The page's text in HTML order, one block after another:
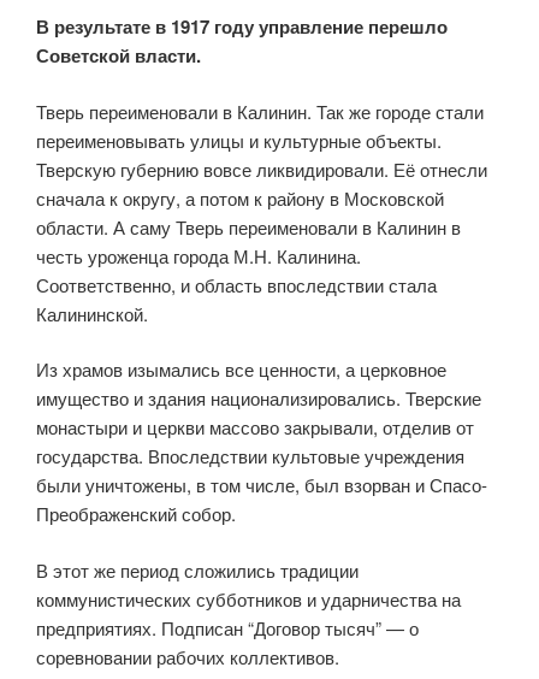
В результате в 1917 году управление перешло
Советской власти.
Тверь переименовали в Калинин. Так же городе стали
переименовывать улицы и культурные объекты.
Тверскую губернию вовсе ликвидировали. Её отнесли
сначала к округу, а потом к району в Московской
области. А саму Тверь переименовали в Калинин в
честь уроженца города М.Н. Калинина.
Соответственно, и область впоследствии стала
Калининской.
Из храмов изымались все ценности, а церковное
имущество и здания национализировались. Тверские
монастыри и церкви массово закрывали, отделив от
государства. Впоследствии культовые учреждения
были уничтожены, в том числе, был взорван и Спасо-
Преображенский собор.
В этот же период сложились традиции
коммунистических субботников и ударничества на
предприятиях. Подписан “Договор тысяч” — о
соревновании рабочих коллективов.